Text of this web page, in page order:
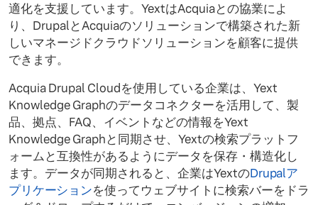
適化を支援しています。YextはAcquiaとの協業によ
り、DrupalとAcquiaのソリューションで構築された新
しいマネージドクラウドソリューションを顧客に提供
できます。
Acquia Drupal Cloudを使用している企業は、Yext
Knowledge Graphのデータコネクターを活用して、製
品、拠点、FAQ、イベントなどの情報をYext
Knowledge Graphと同期させ、Yextの検索プラットフ
ォームと互換性があるようにデータを保存・構造化し
ます。データが同期されると、企業はYextのDrupalア
プリケーションを使ってウェブサイトに検索バーをドラ